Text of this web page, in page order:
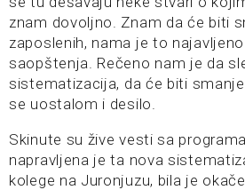
znam dovoljno. Znam da će biti
zaposlenih, nama je to
saopštenja. Rečeno nam je da
sistematizacija, da će biti
se uostalom i desilo.
Skinute su žive vesti sa
napravljena je ta nova
kolege na Juronjuzu, bila je